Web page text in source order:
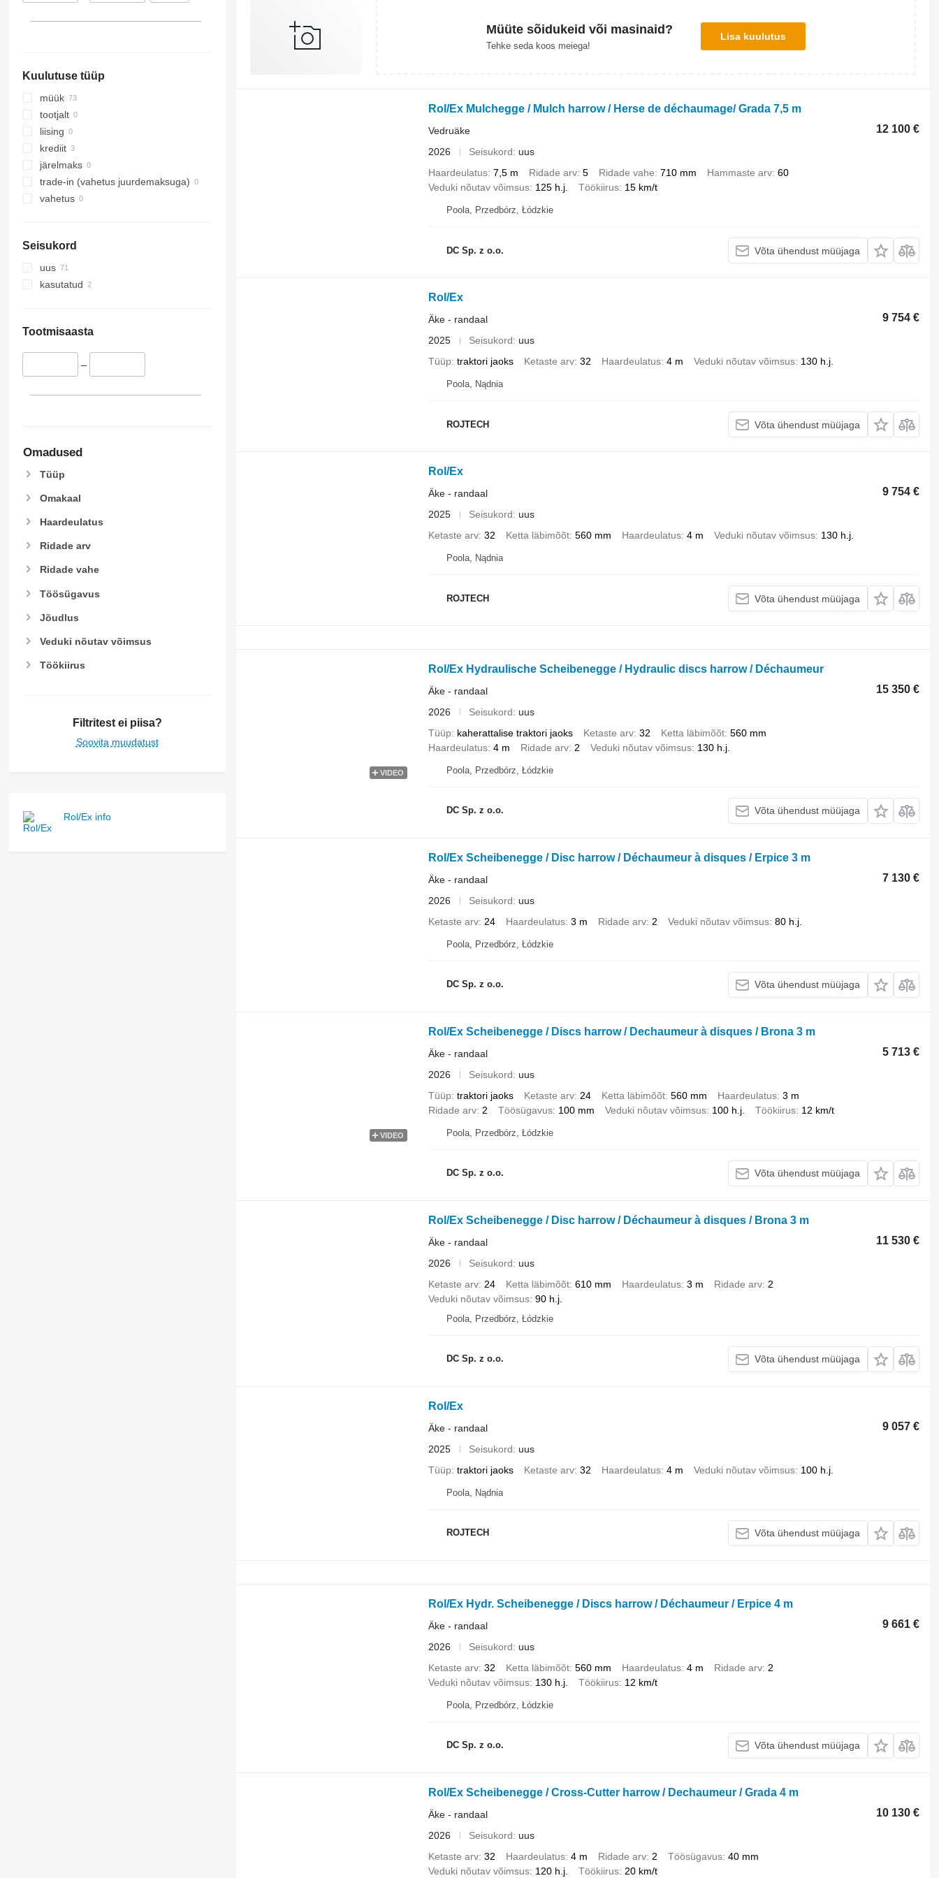
Kuulutuse tüüp
müük
tootjalt
liising
krediit
järelmaks
trade-in (vahetus juurdemaksuga)
vahetus
Seisukord
uus
kasutatud
Tootmisaasta
–
Omadused
Tüüp
Omakaal
Haardeulatus
Ridade arv
Ridade vahe
Töösügavus
Jõudlus
Veduki nõutav võimsus
Töökiirus
Filtritest ei piisa?
Soovita muudatust
Rol/Ex info
Müüte sõidukeid või masinaid?
Tehke seda koos meiega!
Lisa kuulutus
Rol/Ex Mulchegge / Mulch harrow / Herse de déchaumage/ Grada 7,5 m
12 100 €
Vedruäke
2026
Seisukord
uus
Haardeulatus 7,5 m Ridade arv 5 Ridade vahe 710 mm Hammaste arv 60
Veduki nõutav võimsus 125 h.j. Töökiirus 15 km/t
Poola, Przedbórz, Łódzkie
DC Sp. z o.o. Võta ühendust müüjaga
Rol/Ex
9 754 €
Äke - randaal
2025
Seisukord
uus
Tüüp traktori jaoks Ketaste arv 32 Haardeulatus 4 m Veduki nõutav võimsus 130 h.j.
Poola, Nądnia
ROJTECH Võta ühendust müüjaga
Rol/Ex
9 754 €
Äke - randaal
2025
Seisukord
uus
Ketaste arv 32 Ketta läbimõõt 560 mm Haardeulatus 4 m Veduki nõutav võimsus 130 h.j.
Poola, Nądnia
ROJTECH Võta ühendust müüjaga
VIDEO
Rol/Ex Hydraulische Scheibenegge / Hydraulic discs harrow / Déchaumeur
15 350 €
Äke - randaal
2026
Seisukord
uus
Tüüp kaherattalise traktori jaoks Ketaste arv 32 Ketta läbimõõt 560 mm
Haardeulatus 4 m Ridade arv 2 Veduki nõutav võimsus 130 h.j.
Poola, Przedbórz, Łódzkie
DC Sp. z o.o. Võta ühendust müüjaga
Rol/Ex Scheibenegge / Disc harrow / Déchaumeur à disques / Erpice 3 m
7 130 €
Äke - randaal
2026
Seisukord
uus
Ketaste arv 24 Haardeulatus 3 m Ridade arv 2 Veduki nõutav võimsus 80 h.j.
Poola, Przedbórz, Łódzkie
DC Sp. z o.o. Võta ühendust müüjaga
VIDEO
Rol/Ex Scheibenegge / Discs harrow / Dechaumeur à disques / Brona 3 m
5 713 €
Äke - randaal
2026
Seisukord
uus
Tüüp traktori jaoks Ketaste arv 24 Ketta läbimõõt 560 mm Haardeulatus 3 m
Ridade arv 2 Töösügavus 100 mm Veduki nõutav võimsus 100 h.j. Töökiirus 12 km/t
Poola, Przedbórz, Łódzkie
DC Sp. z o.o. Võta ühendust müüjaga
Rol/Ex Scheibenegge / Disc harrow / Déchaumeur à disques / Brona 3 m
11 530 €
Äke - randaal
2026
Seisukord
uus
Ketaste arv 24 Ketta läbimõõt 610 mm Haardeulatus 3 m Ridade arv 2
Veduki nõutav võimsus 90 h.j.
Poola, Przedbórz, Łódzkie
DC Sp. z o.o. Võta ühendust müüjaga
Rol/Ex
9 057 €
Äke - randaal
2025
Seisukord
uus
Tüüp traktori jaoks Ketaste arv 32 Haardeulatus 4 m Veduki nõutav võimsus 100 h.j.
Poola, Nądnia
ROJTECH Võta ühendust müüjaga
Rol/Ex Hydr. Scheibenegge / Discs harrow / Déchaumeur / Erpice 4 m
9 661 €
Äke - randaal
2026
Seisukord
uus
Ketaste arv 32 Ketta läbimõõt 560 mm Haardeulatus 4 m Ridade arv 2
Veduki nõutav võimsus 130 h.j. Töökiirus 12 km/t
Poola, Przedbórz, Łódzkie
DC Sp. z o.o. Võta ühendust müüjaga
Rol/Ex Scheibenegge / Cross-Cutter harrow / Dechaumeur / Grada 4 m
10 130 €
Äke - randaal
2026
Seisukord
uus
Ketaste arv 32 Haardeulatus 4 m Ridade arv 2 Töösügavus 40 mm
Veduki nõutav võimsus 120 h.j. Töökiirus 20 km/t